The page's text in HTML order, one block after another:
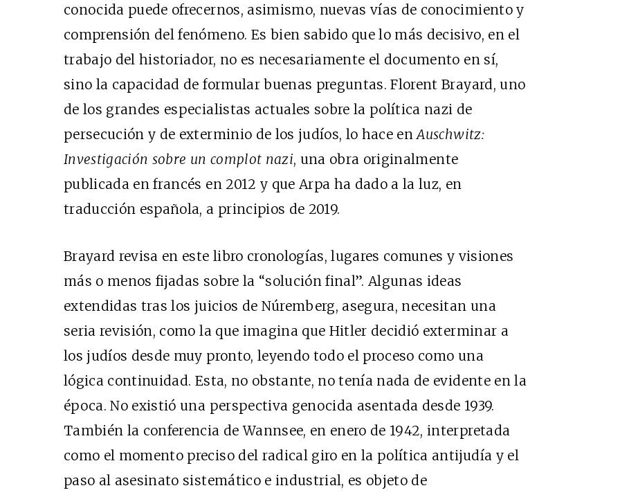
conocida puede ofrecernos, asimismo, nuevas vías de conocimiento y
comprensión del fenómeno. Es bien sabido que lo más decisivo, en el
trabajo del historiador, no es necesariamente el documento en sí,
sino la capacidad de formular buenas preguntas. Florent Brayard, uno
de los grandes especialistas actuales sobre la política nazi de
persecución y de exterminio de los judíos, lo hace enAuschwitz:
Investigación sobre un complot nazi, una obra originalmente
publicada en francés en 2012 y que Arpa ha dado a la luz, en
traducción española, a principios de 2019.
Brayard revisa en este libro cronologías, lugares comunes y visiones
más o menos fijadas sobre la “solución final”. Algunas ideas
extendidas tras los juicios de Núremberg, asegura, necesitan una
seria revisión, como la que imagina que Hitler decidió exterminar a
los judíos desde muy pronto, leyendo todo el proceso como una
lógica continuidad. Esta, no obstante, no tenía nada de evidente en la
época. No existió una perspectiva genocida asentada desde 1939.
También la conferencia de Wannsee, en enero de 1942, interpretada
como el momento preciso del radical giro en la política antijudía y el
paso al asesinato sistemático e industrial, es objeto de